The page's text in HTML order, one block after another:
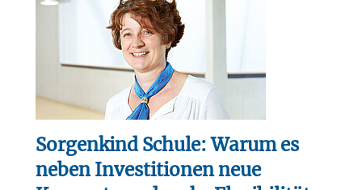
Sorgenkind Schule: Warum es
neben Investitionen neue